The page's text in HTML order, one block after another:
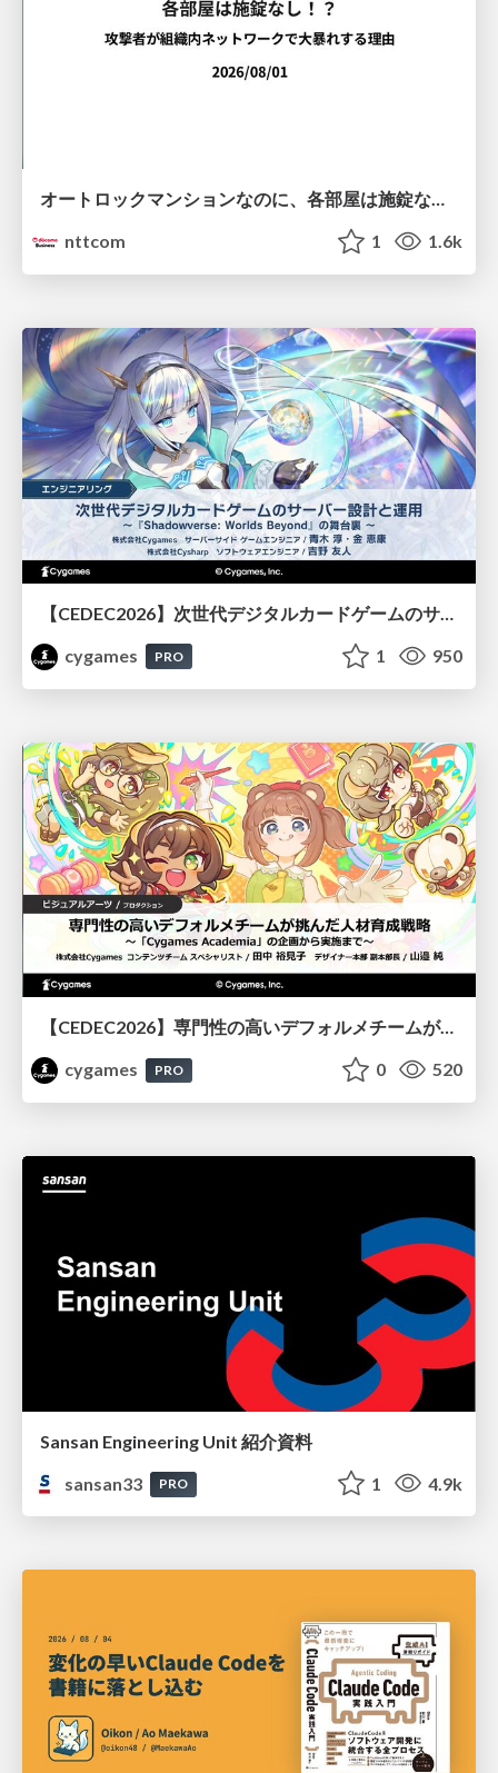
オートロックマンションなのに、各部屋は施錠なし！？ 攻撃者が組織内ネットワークで大暴れする理由 / The Front Door Is Locked, but the Rooms Are Wide Open: Why Attackers Move Freely Inside Enterprise Networks
nttcom
1 1.6k
cygames
PRO 1 950
【CEDEC2026】専門性の高いデフォルメチームが挑んだ人材育成戦略 〜Cygames Academiaの企画から実施まで〜
cygames
PRO 0 520
Sansan Engineering Unit 紹介資料
sansan33
PRO 1 4.9k